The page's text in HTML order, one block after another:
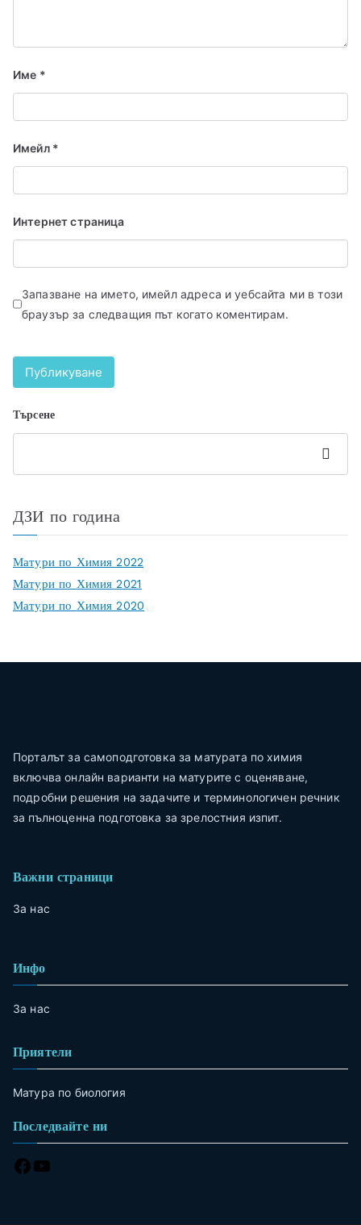
Име *
Имейл *
Интернет страница
Запазване на името, имейл адреса и уебсайта ми в този
браузър за следващия път когато коментирам.
Търсене
Търсен
е
ДЗИ по година
Матури по Химия 2022
Матури по Химия 2021
Матури по Химия 2020
Порталът за самоподготовка за матурата по химия
включва онлайн варианти на матурите с оценяване,
подробни решения на задачите и терминологичен речник
за пълноценна подготовка за зрелостния изпит.
Важни страници
За нас
Инфо
За нас
Приятели
Матура по биология
Последвайте ни